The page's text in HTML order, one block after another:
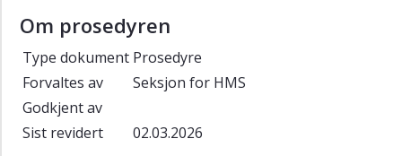
Om prosedyren
Type dokument Prosedyre
Forvaltes av
Seksjon for HMS
Godkjent av
Sist revidert
02.03.2026